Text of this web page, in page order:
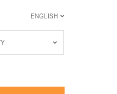
ENGLISH